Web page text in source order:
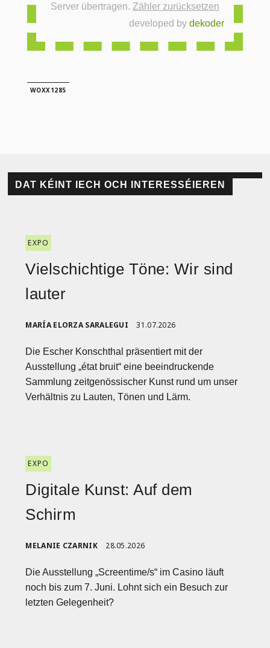
Server übertragen. Zähler zurücksetzen
developed bydekoder
WOXX1285
DAT KÉINT IECH OCH INTERESSÉIEREN
EXPO
Vielschichtige Töne: Wir sind
lauter
MARÍA ELORZA SARALEGUI 31.07.2026
Die Escher Konschthal präsentiert mit der
Ausstellung „état bruit“ eine beeindruckende
Sammlung zeitgenössischer Kunst rund um unser
Verhältnis zu Lauten, Tönen und Lärm.
EXPO
Digitale Kunst: Auf dem
Schirm
MELANIE CZARNIK 28.05.2026
Die Ausstellung „Screentime/s“ im Casino läuft
noch bis zum 7. Juni. Lohnt sich ein Besuch zur
letzten Gelegenheit?